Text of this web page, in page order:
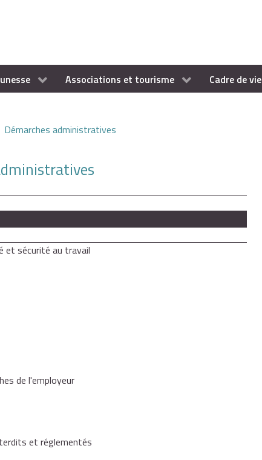
Associations et tourisme Cadre de vie
Démarches administratives
et sécurité au travail
de l'employeur
et réglementés